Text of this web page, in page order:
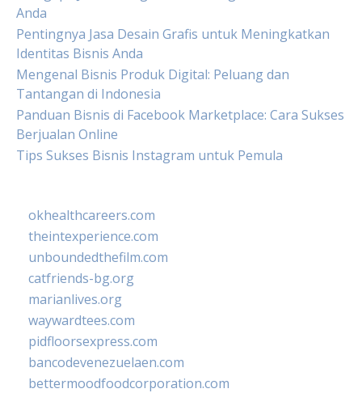
Anda
Pentingnya Jasa Desain Grafis untuk Meningkatkan
Identitas Bisnis Anda
Mengenal Bisnis Produk Digital: Peluang dan
Tantangan di Indonesia
Panduan Bisnis di Facebook Marketplace: Cara Sukses
Berjualan Online
Tips Sukses Bisnis Instagram untuk Pemula
okhealthcareers.com
theintexperience.com
unboundedthefilm.com
catfriends-bg.org
marianlives.org
waywardtees.com
pidfloorsexpress.com
bancodevenezuelaen.com
bettermoodfoodcorporation.com